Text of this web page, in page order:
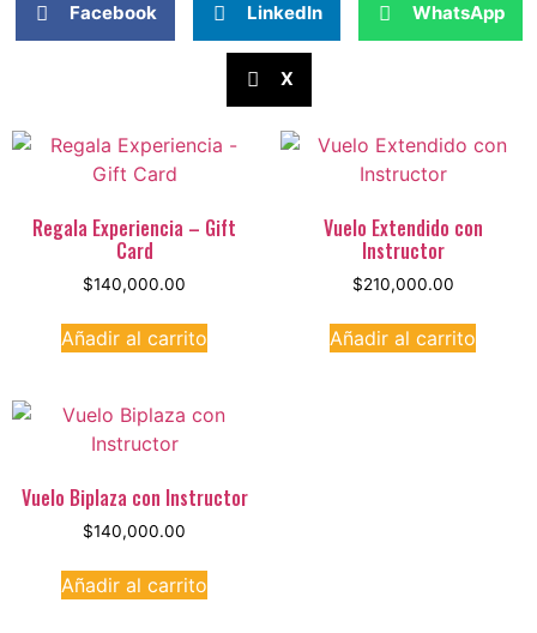
Facebook LinkedIn WhatsApp
X
Regala Experiencia – Gift
Card
$140,000.00
Añadir al carrito
Vuelo Extendido con
Instructor
$210,000.00
Añadir al carrito
Vuelo Biplaza con Instructor
$140,000.00
Añadir al carrito